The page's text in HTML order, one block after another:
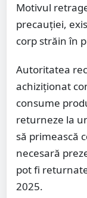
Motivul
precauției,
corp străin în
Autoritatea
achiziționat
consume
returneze la
să primească
necesară
pot fi
2025.